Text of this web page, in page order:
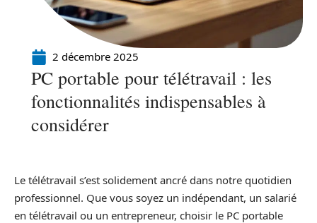
2 décembre 2025
PC portable pour télétravail : les
fonctionnalités indispensables à
considérer
Le télétravail s’est solidement ancré dans notre quotidien
professionnel. Que vous soyez un indépendant, un salarié
en télétravail ou un entrepreneur, choisir le PC portable